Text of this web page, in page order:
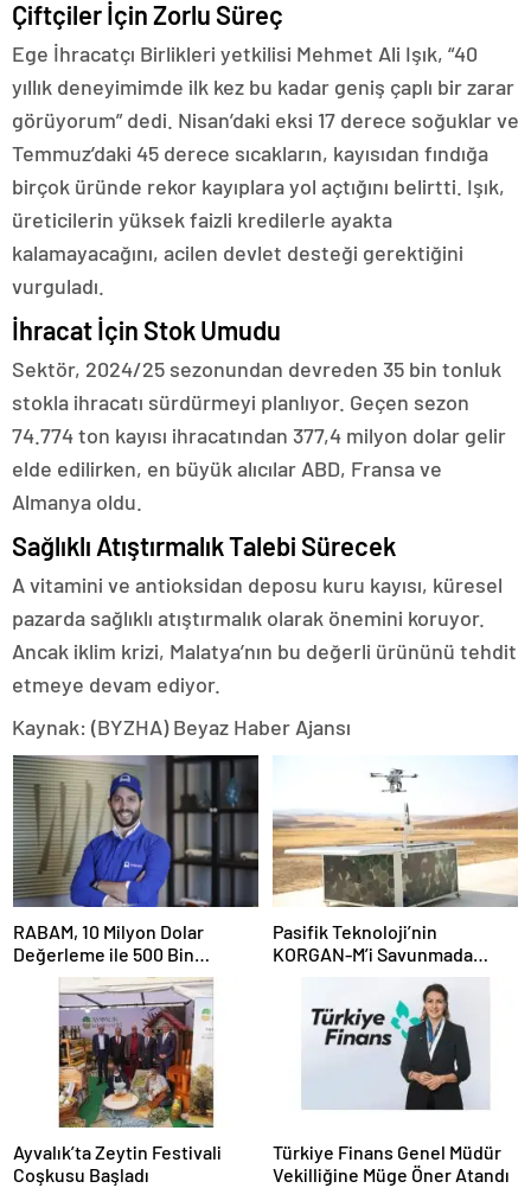
Çiftçiler İçin Zorlu Süreç
Ege İhracatçı Birlikleri yetkilisi Mehmet Ali Işık, “40
yıllık deneyimimde ilk kez bu kadar geniş çaplı bir zarar
görüyorum” dedi. Nisan’daki eksi 17 derece soğuklar ve
Temmuz’daki 45 derece sıcakların, kayısıdan fındığa
birçok üründe rekor kayıplara yol açtığını belirtti. Işık,
üreticilerin yüksek faizli kredilerle ayakta
kalamayacağını, acilen devlet desteği gerektiğini
vurguladı.
İhracat İçin Stok Umudu
Sektör, 2024/25 sezonundan devreden 35 bin tonluk
stokla ihracatı sürdürmeyi planlıyor. Geçen sezon
74.774 ton kayısı ihracatından 377,4 milyon dolar gelir
elde edilirken, en büyük alıcılar ABD, Fransa ve
Almanya oldu.
Sağlıklı Atıştırmalık Talebi Sürecek
A vitamini ve antioksidan deposu kuru kayısı, küresel
pazarda sağlıklı atıştırmalık olarak önemini koruyor.
Ancak iklim krizi, Malatya’nın bu değerli ürününü tehdit
etmeye devam ediyor.
Kaynak: (BYZHA) Beyaz Haber Ajansı
RABAM, 10 Milyon Dolar
Değerleme ile 500 Bin
Dolarlık Yatırım Aldı
Pasifik Teknoloji’nin
KORGAN-M’i Savunmada
Otonom Dönemi Başlatıyor
Ayvalık’ta Zeytin Festivali
Coşkusu Başladı
Türkiye Finans Genel Müdür
Vekilliğine Müge Öner Atandı